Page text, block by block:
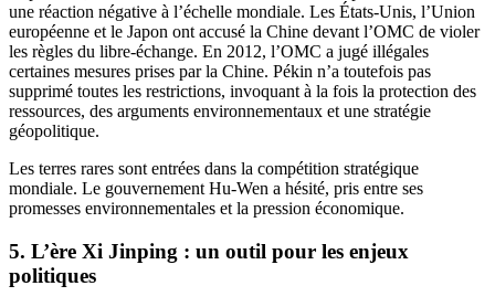
une réaction négative à l’échelle mondiale. Les États-Unis, l’Union
européenne et le Japon ont accusé la Chine devant l’OMC de violer
les règles du libre-échange. En 2012, l’OMC a jugé illégales
certaines mesures prises par la Chine. Pékin n’a toutefois pas
supprimé toutes les restrictions, invoquant à la fois la protection des
ressources, des arguments environnementaux et une stratégie
géopolitique.
Les terres rares sont entrées dans la compétition stratégique
mondiale. Le gouvernement Hu-Wen a hésité, pris entre ses
promesses environnementales et la pression économique.
5. L’ère Xi Jinping : un outil pour les enjeux
politiques